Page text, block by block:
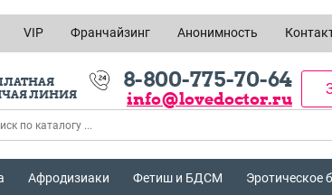
VIP Франчайзинг Анонимность
ЛИНИЯ
8-800-775-70-64
info@lovedoctor.ru
Афродизиаки Фетиш и БДСМ Эротическое